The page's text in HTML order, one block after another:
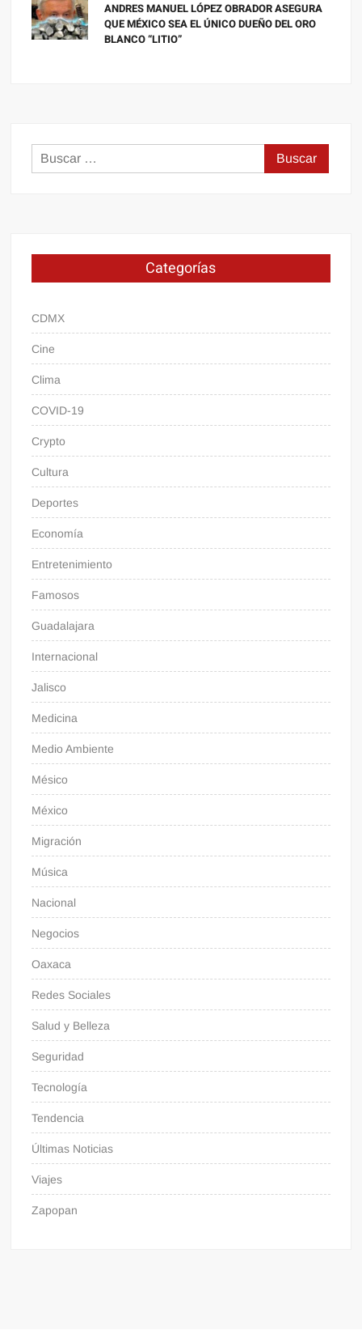
ANDRES MANUEL LÓPEZ OBRADOR ASEGURA
QUE MÉXICO SEA EL ÚNICO DUEÑO DEL ORO
BLANCO “LITIO”
Buscar:
Categorías
CDMX
Cine
Clima
COVID-19
Crypto
Cultura
Deportes
Economía
Entretenimiento
Famosos
Guadalajara
Internacional
Jalisco
Medicina
Medio Ambiente
Mésico
México
Migración
Música
Nacional
Negocios
Oaxaca
Redes Sociales
Salud y Belleza
Seguridad
Tecnología
Tendencia
Últimas Noticias
Viajes
Zapopan